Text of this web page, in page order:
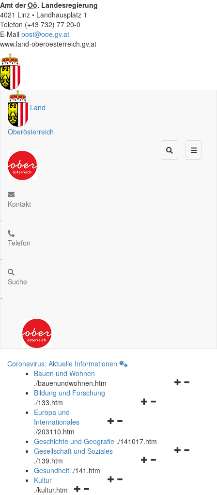
Amt derOö. Landesregierung
4021 Linz • Landhausplatz 1
Telefon (+43 732) 77 20-0
E-Mail post@ooe.gv.at
www.land-oberoesterreich.gv.at
Land
Oberösterreich
Kontakt
.
Telefon
.
Suche
.
Coronavirus: Aktuelle Informationen
Bauen und Wohnen
./bauenundwohnen.htm
Navigationsmenü
Bildung und Forschung
./133.htm
Navigationsmenü
und
schließen
Europa und
Internationales
./203110.htm
Geschichte und Geografie ./141017.htm
Navigationsmenü
Gesellschaft und Soziales
./139.htm
Navigationsmenü
Gesundheit ./141.htm
Navigationsmenü
Kultur
./kultur.htm